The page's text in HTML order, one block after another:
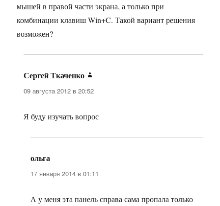
мышей в правой части экрана, а только при
комбинации клавиш Win+C. Такой вариант решения
возможен?
Сергей Ткаченко
09 августа 2012 в 20:52
Я буду изучать вопрос
ольга
17 января 2014 в 01:11
А у меня эта панель справа сама пропала только